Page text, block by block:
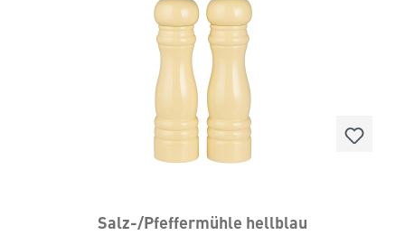
Salz-/Pfeffermühle hellblau